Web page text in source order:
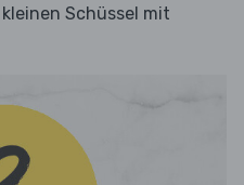
Schüssel mit